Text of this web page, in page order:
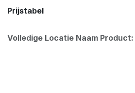
Prijstabel
Volledige Locatie Naam Product: